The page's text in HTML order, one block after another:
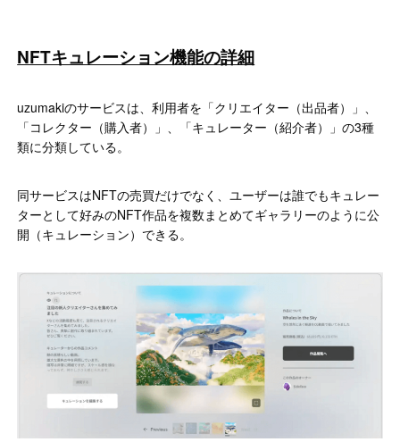
NFTキュレーション機能の詳細
uzumakiのサービスは、利用者を「クリエイター（出品者）」、
「コレクター（購入者）」、「キュレーター（紹介者）」の3種
類に分類している。
同サービスはNFTの売買だけでなく、ユーザーは誰でもキュレー
ターとして好みのNFT作品を複数まとめてギャラリーのように公
開（キュレーション）できる。